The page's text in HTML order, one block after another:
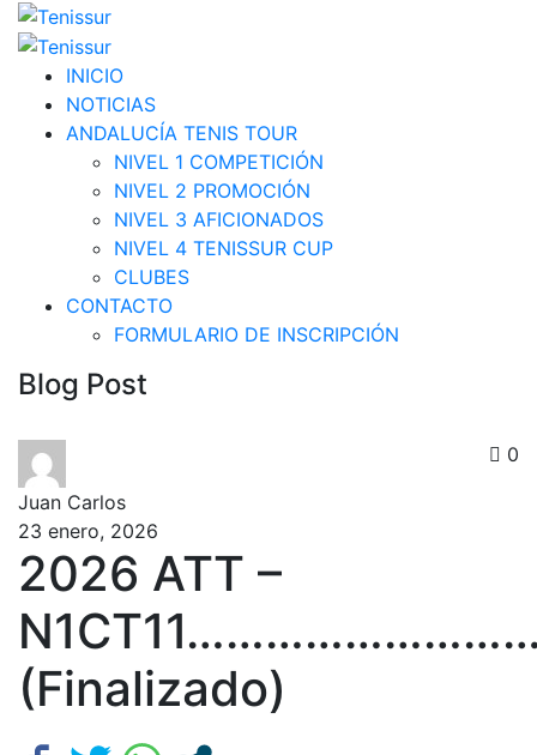
INICIO
NOTICIAS
ANDALUCÍA TENIS TOUR
NIVEL 1 COMPETICIÓN
NIVEL 2 PROMOCIÓN
NIVEL 3 AFICIONADOS
NIVEL 4 TENISSUR CUP
CLUBES
CONTACTO
FORMULARIO DE INSCRIPCIÓN
Blog Post
Juan Carlos
23 enero, 2026
0
2026 ATT –
(Finalizado)